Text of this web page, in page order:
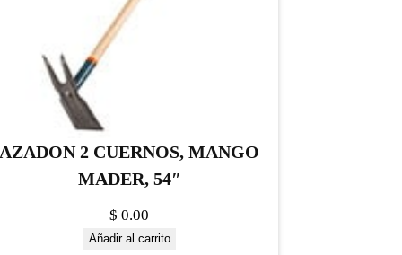
AZADON 2 CUERNOS, MANGO
MADER, 54″
$ 0.00
Añadir al carrito